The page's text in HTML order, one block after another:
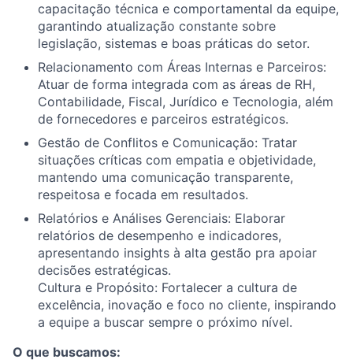
capacitação técnica e comportamental da equipe,
garantindo atualização constante sobre
legislação, sistemas e boas práticas do setor.
Relacionamento com Áreas Internas e Parceiros:
Atuar de forma integrada com as áreas de RH,
Contabilidade, Fiscal, Jurídico e Tecnologia, além
de fornecedores e parceiros estratégicos.
Gestão de Conflitos e Comunicação: Tratar
situações críticas com empatia e objetividade,
mantendo uma comunicação transparente,
respeitosa e focada em resultados.
Relatórios e Análises Gerenciais: Elaborar
relatórios de desempenho e indicadores,
apresentando insights à alta gestão pra apoiar
decisões estratégicas.
Cultura e Propósito: Fortalecer a cultura de
excelência, inovação e foco no cliente, inspirando
a equipe a buscar sempre o próximo nível.
O que buscamos: